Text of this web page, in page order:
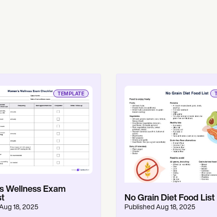
TEMPLATE
Wellness Exam
18, 2025
No Grain Diet Food List
Published Aug 18, 2025